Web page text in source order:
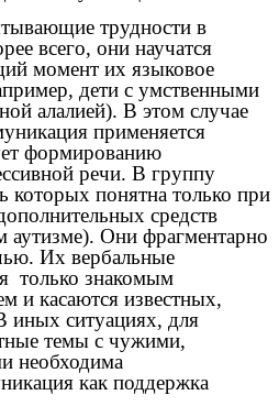
трудности в
всего, они научатся
момент их языковое
дети с умственными
алалией). В этом случае
применяется
формированию
речи. В группу
которых понятна только при
средств
аутизме). Они фрагментарно
Их вербальные
только знакомым
и касаются известных,
иных ситуациях, для
темы с чужими,
необходима
как поддержка